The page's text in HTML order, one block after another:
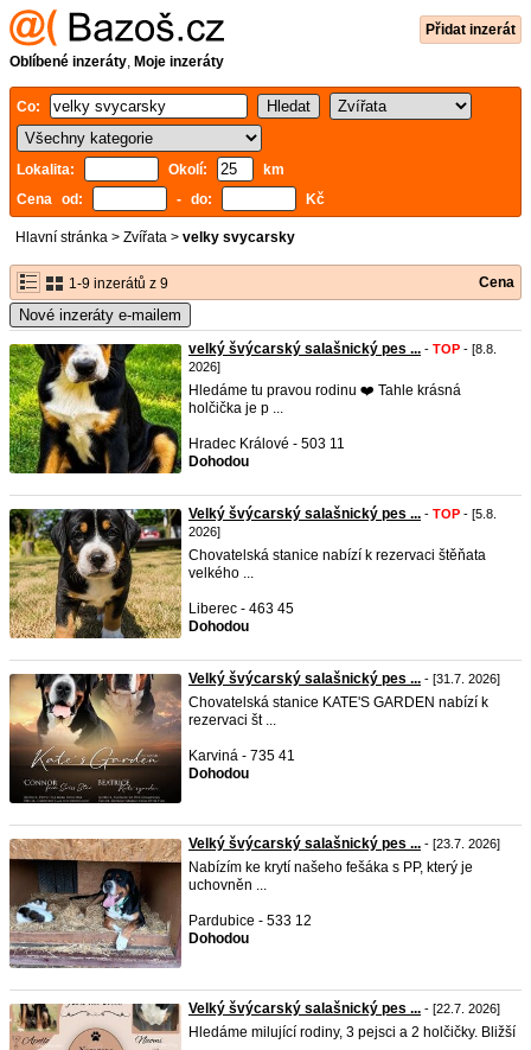
Přidat inzerát
Oblíbené inzeráty, Moje inzeráty
Co:
Lokalita: Okolí:
km
Cena od:
- do: Kč
Hlavní stránka > Zvířata > velky svycarsky
1-9 inzerátů z 9 Cena
Nové inzeráty e-mailem
velký švýcarský salašnický pes ... - TOP - [8.8.
2026]
Hledáme tu pravou rodinu ❤️ Tahle krásná
holčička je p ...
Hradec Králové - 503 11
Dohodou
Velký švýcarský salašnický pes ... - TOP - [5.8.
2026]
Chovatelská stanice nabízí k rezervaci štěňata
velkého ...
Liberec - 463 45
Dohodou
Velký švýcarský salašnický pes ... - [31.7. 2026]
Chovatelská stanice KATE'S GARDEN nabízí k
rezervaci št ...
Karviná - 735 41
Dohodou
Velký švýcarský salašnický pes ... - [23.7. 2026]
Nabízím ke krytí našeho fešáka s PP, který je
uchovněn ...
Pardubice - 533 12
Dohodou
Velký švýcarský salašnický pes ... - [22.7. 2026]
Hledáme milující rodiny, 3 pejsci a 2 holčičky. Bližší